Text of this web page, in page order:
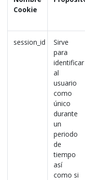
Cookie
session_id
Sirve
para
identificar
al
usuario
como
único
durante
un
periodo
de
tiempo
así
como si